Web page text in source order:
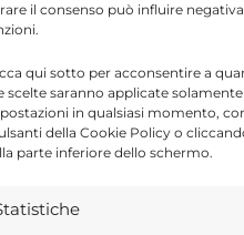
il consenso può influire
qui sotto per acconsentire a
scelte saranno applicate
in qualsiasi momento,
della Cookie Policy o
parte inferiore dello schermo.
prima a
strada
31 MAGGIO 2026